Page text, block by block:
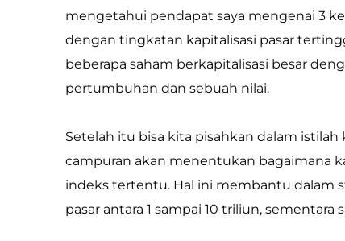
mengetahui pendapat saya mengenai 3
dengan tingkatan kapitalisasi pasar
beberapa saham berkapitalisasi besar
pertumbuhan dan sebuah nilai.
Setelah itu bisa kita pisahkan dalam
campuran akan menentukan bagaimana
indeks tertentu. Hal ini membantu dalam
pasar antara 1 sampai 10 triliun,